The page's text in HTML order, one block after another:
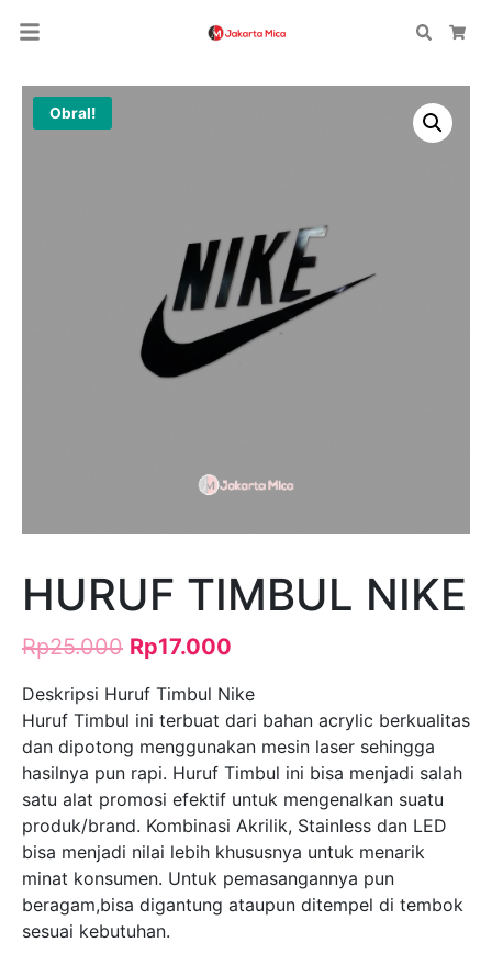
Search
Obral!
HURUF TIMBUL NIKE
Rp25.000 Rp17.000
Deskripsi Huruf Timbul Nike
Huruf Timbul ini terbuat dari bahan acrylic berkualitas
dan dipotong menggunakan mesin laser sehingga
hasilnya pun rapi. Huruf Timbul ini bisa menjadi salah
satu alat promosi efektif untuk mengenalkan suatu
produk/brand. Kombinasi Akrilik, Stainless dan LED
bisa menjadi nilai lebih khususnya untuk menarik
minat konsumen. Untuk pemasangannya pun
beragam,bisa digantung ataupun ditempel di tembok
sesuai kebutuhan.